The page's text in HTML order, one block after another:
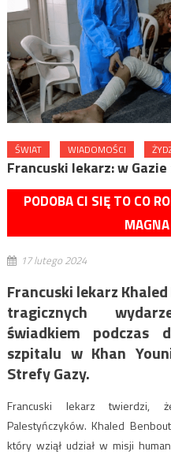
ŚWIAT WIADOMOŚCI
Francuski lekarz: w
PODOBA CI SIĘ TO CO
17 lutego 2024
Francuski lekarz
tragicznych
świadkiem podczas
szpitalu w Khan
Strefy Gazy.
Francuski lekarz twierdzi,
Palestyńczyków. Khaled
który wziął udział w misji